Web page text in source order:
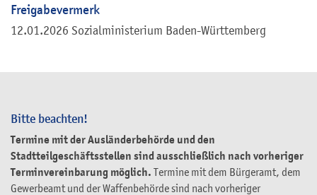
Bitte beachten!
Termine mit der Ausländerbehörde und den
Stadtteilgeschäftsstellen sind ausschließlich nach vorheriger
Terminvereinbarung möglich. Termine mit dem Bürgeramt, dem
Gewerbeamt und der Waffenbehörde sind nach vorheriger
Freigabevermerk
12.01.2026 Sozialministerium Baden-Württemberg